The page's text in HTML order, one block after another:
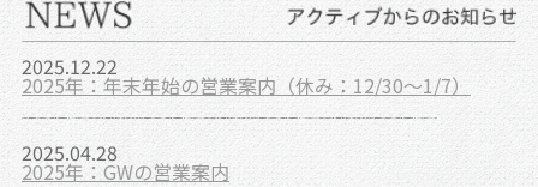
2025.12.22
2025年：年末年始の営業案内（休み：12/30～1/7）
2025.04.28
2025年：GWの営業案内